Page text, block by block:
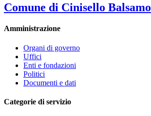
Comune di Cinisello Balsamo
Amministrazione
Organi di governo
Uffici
Enti e fondazioni
Politici
Documenti e dati
Categorie di servizio